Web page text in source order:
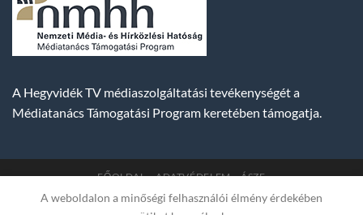
A Hegyvidék TV médiaszolgáltatási tevékenységét a
Médiatanács Támogatási Program keretében támogatja.
FŐOLDAL ADATVÉDELEM ÁSZF
Copyright 2007-2026 © BUDA TV | Hegyvidék Média
A weboldalon a minőségi felhasználói élmény érdekében